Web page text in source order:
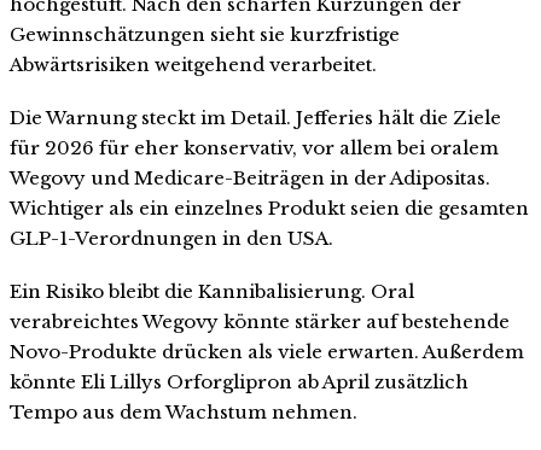
Gewinnschätzungen sieht sie kurzfristige
Abwärtsrisiken weitgehend verarbeitet.
Die Warnung steckt im Detail. Jefferies hält die Ziele
für 2026 für eher konservativ, vor allem bei oralem
Wegovy und Medicare-Beiträgen in der Adipositas.
Wichtiger als ein einzelnes Produkt seien die gesamten
GLP-1-Verordnungen in den USA.
Ein Risiko bleibt die Kannibalisierung. Oral
verabreichtes Wegovy könnte stärker auf bestehende
Novo-Produkte drücken als viele erwarten. Außerdem
könnte Eli Lillys Orforglipron ab April zusätzlich
Tempo aus dem Wachstum nehmen.